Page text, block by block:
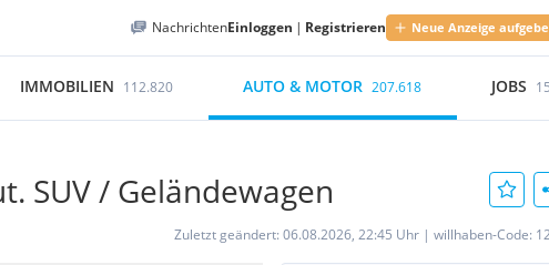
NachrichtenEinloggen | Registrieren Neue Anzeige
IMMOBILIEN 112.820 AUTO & MOTOR 207.618 JOBS
SUV / Geländewagen
Zuletzt geändert: 06.08.2026, 22:45 Uhr | willhaben-Code: